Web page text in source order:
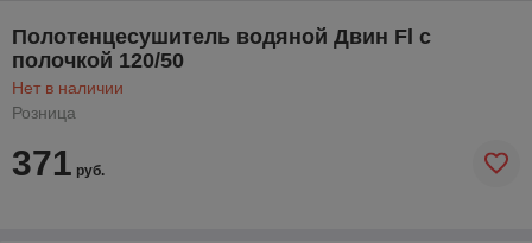
Полотенцесушитель водяной Двин Fl с
полочкой 120/50
Нет в наличии
Розница
371 руб.